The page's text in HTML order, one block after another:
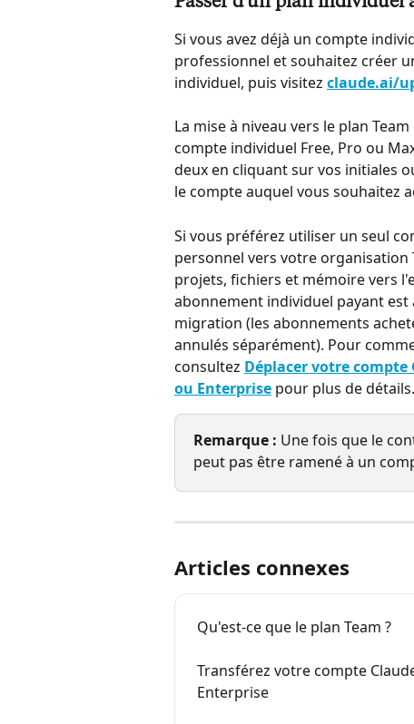
Si vous avez déjà un compte
professionnel et souhaitez créer
individuel, puis visitez claude.ai/
La mise à niveau vers le plan
compte individuel Free, Pro ou
deux en cliquant sur vos initiales
le compte auquel vous souhaitez
Si vous préférez utiliser un seul
personnel vers votre organisation
projets, fichiers et mémoire vers
abonnement individuel payant
migration (les abonnements
annulés séparément). Pour
consultez Déplacer votre
ou Enterprise pour plus de détails.
Remarque : Une fois que le
peut pas être ramené à un
Articles connexes
Qu'est-ce que le plan Team ?
Transférez votre compte
Enterprise